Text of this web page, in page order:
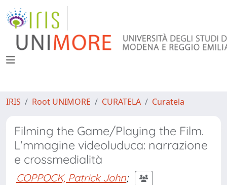
IRIS Root UNIMORE CURATELA Curatela
Filming the Game/Playing the Film.
L'mmagine videoluduca: narrazione
e crossmedialità
COPPOCK, Patrick John;